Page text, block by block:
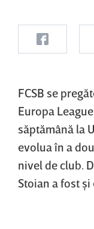
FCSB se
Europa
săptămână la
evolua în a
nivel de club.
Stoian a fost şi